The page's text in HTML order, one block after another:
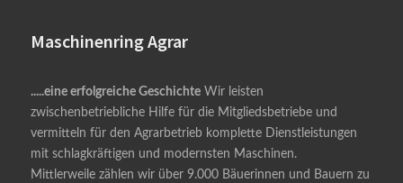
Maschinenring Agrar
.....eine erfolgreiche Geschichte Wir leisten
zwischenbetriebliche Hilfe für die Mitgliedsbetriebe und
vermitteln für den Agrarbetrieb komplette Dienstleistungen
mit schlagkräftigen und modernsten Maschinen.
Mittlerweile zählen wir über 9.000 Bäuerinnen und Bauern zu